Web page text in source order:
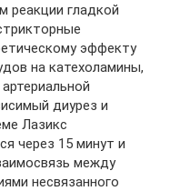
реакции гладкой
эффекту
на катехоламины,
диурез и
Лазикс
через 15 минут и
между
несвязанного